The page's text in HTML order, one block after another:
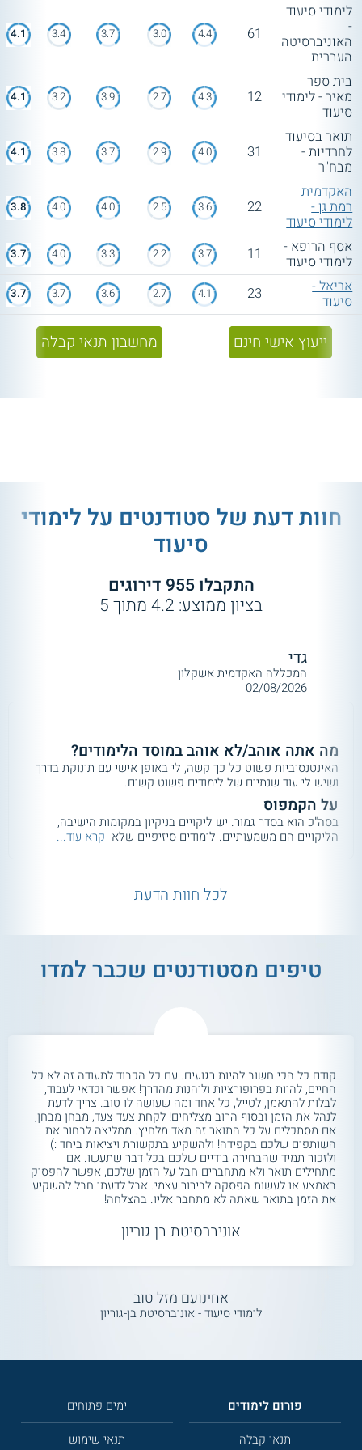
לימודי סיעוד
-
האוניברסיטה
העברית
61
4.4
3.0
3.7
3.4
4.1
בית ספר
מאיר - לימודי
סיעוד
12
4.3
2.7
3.9
3.2
4.1
תואר בסיעוד
לחרדיות -
מבח"ר
31
4.0
2.9
3.7
3.8
4.1
האקדמית
רמת גן -
לימודי סיעוד
22
3.6
2.5
4.0
4.0
3.8
אסף הרופא -
לימודי סיעוד 11
3.7
2.2
3.3
4.0
3.7
אריאל -
סיעוד 23
4.1
2.7
3.6
3.7
3.7
ייעוץ אישי חינם מחשבון תנאי קבלה
חוות דעת של סטודנטים על לימודי
סיעוד
התקבלו955 דירוגים
בציון ממוצע: 4.2מתוך5
גדי
המכללה האקדמית אשקלון
02/08/2026
מה אתה אוהב/לא אוהב במוסד הלימודים?
האינטנסיביות פשוט כל כך קשה, לי באופן אישי עם תינוקת בדרך
ושיש לי עוד שנתיים של לימודים פשוט קשים.
על הקמפוס
בסה"כ הוא בסדר גמור. יש ליקויים בניקיון במקומות הישיבה,
הליקויים הם משמעותיים. לימודים סיזיפיים שלא קרא עוד...
לכל חוות הדעת
טיפים מסטודנטים שכבר למדו
קודם כל הכי חשוב להיות רגועים. עם כל הכבוד לתעודה זה לא כל
החיים, להיות בפרופורציות וליהנות מהדרך! אפשר וכדאי לעבוד,
לבלות להתאמן, לטייל, כל אחד ומה שעושה לו טוב. צריך לדעת
לנהל את הזמן ובסוף הרוב מצליחים! לקחת צעד צעד, מבחן מבחן,
אם מסתכלים על כל התואר זה מאד מלחיץ. ממליצה לבחור את
השותפים שלכם בקפידה! ולהשקיע בתקשורת ויציאות ביחד :)
ולזכור תמיד שהבחירה בידיים שלכם בכל דבר שתעשו. אם
מתחילים תואר ולא מתחברים חבל על הזמן שלכם, אפשר להפסיק
באמצע או לעשות הפסקה לבירור עצמי. אבל לדעתי חבל להשקיע
את הזמן בתואר שאתה לא מתחבר אליו. בהצלחה!
אוניברסיטת בן גוריון
אחינועם מזל טוב
לימודי סיעוד - אוניברסיטת בן-גוריון
פורום לימודים
ימים פתוחים
תנאי קבלה
תנאי שימוש